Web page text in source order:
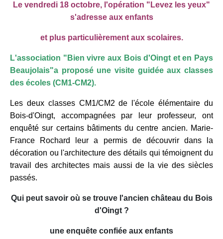
Le vendredi 18 octobre, l'opération "Levez les yeux"
s'adresse aux enfants
et plus particulièrement aux scolaires.
L'association "Bien vivre aux Bois d'Oingt et en Pays
Beaujolais"a proposé une visite guidée aux classes
des écoles (CM1-CM2).
Les deux classes CM1/CM2 de l'école élémentaire du
Bois-d'Oingt, accompagnées par leur professeur, ont
enquêté sur certains bâtiments du centre ancien. Marie-
France Rochard leur a permis de découvrir dans la
décoration ou l'architecture des détails qui témoignent du
travail des architectes mais aussi de la vie des siècles
passés.
Qui peut savoir où se trouve l'ancien château du Bois
d'Oingt ?
une enquête confiée aux enfants